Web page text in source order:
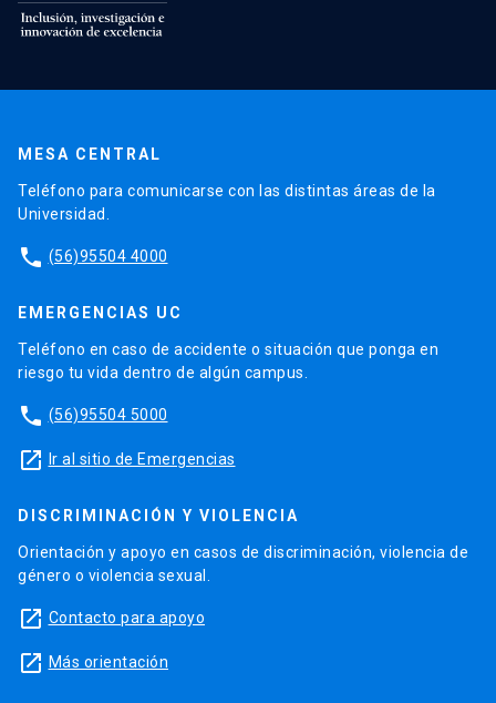
MESA CENTRAL
Teléfono para comunicarse con las distintas áreas de la
Universidad.
phone (56)95504 4000
EMERGENCIAS UC
Teléfono en caso de accidente o situación que ponga en
riesgo tu vida dentro de algún campus.
phone (56)95504 5000
launch Ir al sitio de Emergencias
DISCRIMINACIÓN Y VIOLENCIA
Orientación y apoyo en casos de discriminación, violencia de
género o violencia sexual.
launch Contacto para apoyo
launch Más orientación